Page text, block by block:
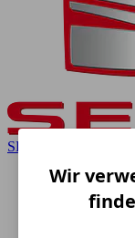
SEAT
Wir